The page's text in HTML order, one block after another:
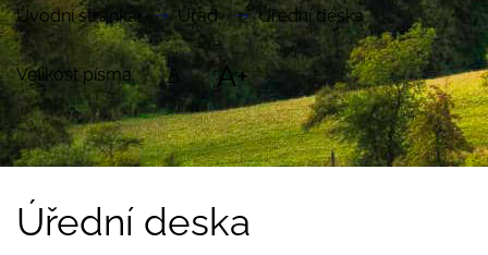
Úvodní stránka Úřad Úřední deska
Velikost písma: A A+
Úřední deska